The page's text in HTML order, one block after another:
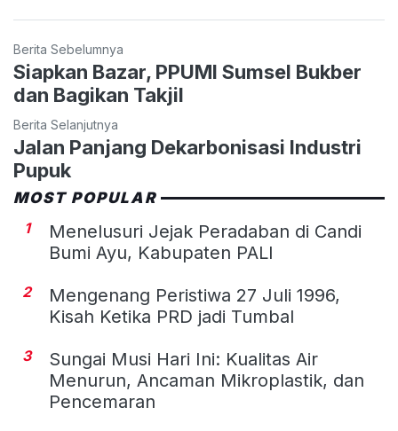
Berita Sebelumnya
Siapkan Bazar, PPUMI Sumsel Bukber
dan Bagikan Takjil
Berita Selanjutnya
Jalan Panjang Dekarbonisasi Industri
Pupuk
MOST POPULAR
1
Menelusuri Jejak Peradaban di Candi
Bumi Ayu, Kabupaten PALI
2
Mengenang Peristiwa 27 Juli 1996,
Kisah Ketika PRD jadi Tumbal
3
Sungai Musi Hari Ini: Kualitas Air
Menurun, Ancaman Mikroplastik, dan
Pencemaran